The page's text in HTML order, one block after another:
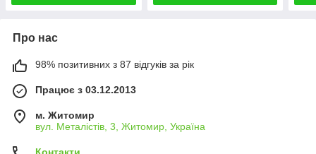
Про нас
98% позитивних з 87 відгуків за рік
Працює з 03.12.2013
м. Житомир
вул. Металістів, 3, Житомир, Україна